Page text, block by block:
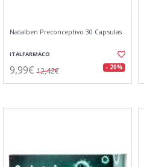
Natalben Preconceptivo 30 Capsulas
ITALFARMACO
9,99€ 12,42€ - 20%